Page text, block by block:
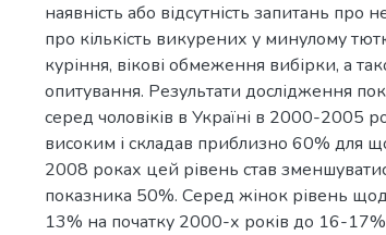
наявність або відсутність запитань про
про кількість викурених у минулому
куріння, вікові обмеження вибірки, а
опитування. Результати дослідження
серед чоловіків в Україні в 2000-2005
високим і складав приблизно 60% для
2008 роках цей рівень став
показника 50%. Серед жінок рівень
13% на початку 2000-х років до 16-